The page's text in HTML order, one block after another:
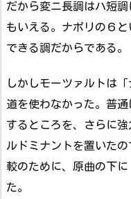
だから変ニ長調はハ短
もいえる。ナポリの６
できる調だからである。
しかしモーツァルトは
道を使わなかった。普
するところを、さらに
ルドミナントを置いた
較のために、原曲の下
た。